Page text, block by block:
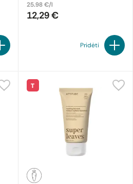
25.98 €/l
12,29 €
Pridėti
T